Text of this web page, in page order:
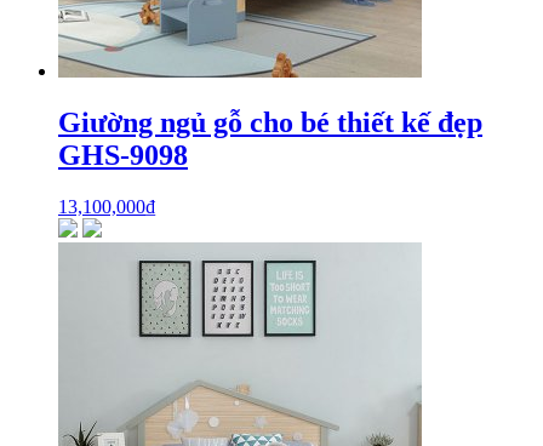
Giường ngủ gỗ cho bé thiết kế đẹp
GHS-9098
13,100,000₫